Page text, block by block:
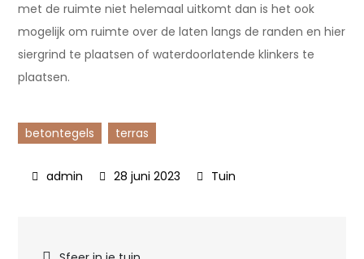
met de ruimte niet helemaal uitkomt dan is het ook
mogelijk om ruimte over de laten langs de randen en hier
siergrind te plaatsen of waterdoorlatende klinkers te
plaatsen.
betontegels terras
28 juni 2023 Tuin